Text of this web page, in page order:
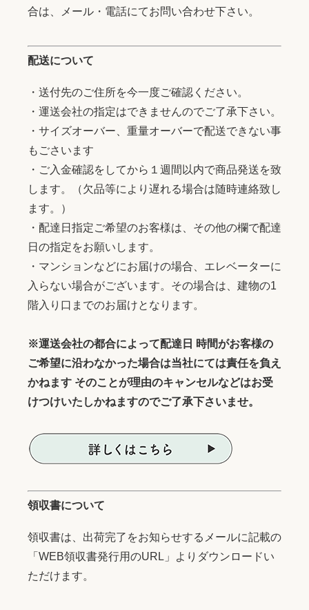
合は、メール・電話にてお問い合わせ下さい。
配送について
・送付先のご住所を今一度ご確認ください。
・運送会社の指定はできませんのでご了承下さい。
・サイズオーバー、重量オーバーで配送できない事
もごさいます
・ご入金確認をしてから１週間以内で商品発送を致
します。（欠品等により遅れる場合は随時連絡致し
ます。）
・配達日指定ご希望のお客様は、その他の欄で配達
日の指定をお願いします。
・マンションなどにお届けの場合、エレベーターに
入らない場合がございます。その場合は、建物の1
階入り口までのお届けとなります。
※運送会社の都合によって配達日 時間がお客様の
ご希望に沿わなかった場合は当社にては責任を負え
かねます そのことが理由のキャンセルなどはお受
けつけいたしかねますのでご了承下さいませ。
領収書について
領収書は、出荷完了をお知らせするメールに記載の
「WEB領収書発行用のURL」よりダウンロードい
ただけます。